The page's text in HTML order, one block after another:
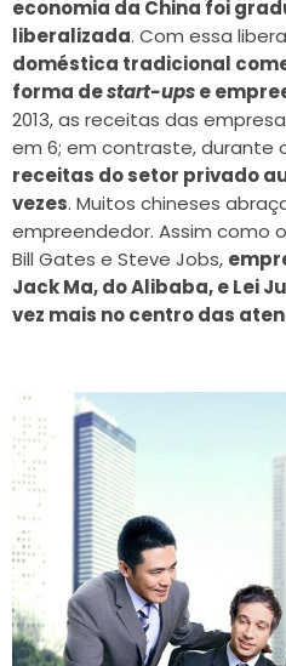
economia da China foi
liberalizada. Com essa
doméstica tradicional
forma destart-upse
2013, as receitas das
em 6; em contraste, durante
receitas do setor privado
vezes. Muitos chineses
empreendedor. Assim como
Bill Gates e Steve Jobs,
Jack Ma, do Alibaba, e Lei
vez mais no centro das